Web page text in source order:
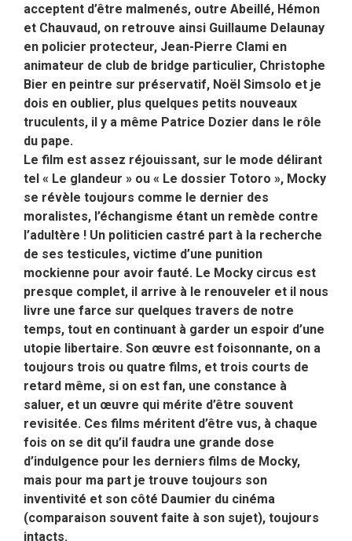
acceptent d’être malmenés, outre Abeillé, Hémon
et Chauvaud, on retrouve ainsi Guillaume Delaunay
en policier protecteur, Jean-Pierre Clami en
animateur de club de bridge particulier, Christophe
Bier en peintre sur préservatif, Noël Simsolo et je
dois en oublier, plus quelques petits nouveaux
truculents, il y a même Patrice Dozier dans le rôle
du pape.
Le film est assez réjouissant, sur le mode délirant
tel « Le glandeur » ou « Le dossier Totoro », Mocky
se révèle toujours comme le dernier des
moralistes, l’échangisme étant un remède contre
l’adultère ! Un politicien castré part à la recherche
de ses testicules, victime d’une punition
mockienne pour avoir fauté. Le Mocky circus est
presque complet, il arrive à le renouveler et il nous
livre une farce sur quelques travers de notre
temps, tout en continuant à garder un espoir d’une
utopie libertaire. Son œuvre est foisonnante, on a
toujours trois ou quatre films, et trois courts de
retard même, si on est fan, une constance à
saluer, et un œuvre qui mérite d’être souvent
revisitée. Ces films méritent d’être vus, à chaque
fois on se dit qu’il faudra une grande dose
d’indulgence pour les derniers films de Mocky,
mais pour ma part je trouve toujours son
inventivité et son côté Daumier du cinéma
(comparaison souvent faite à son sujet), toujours
intacts.